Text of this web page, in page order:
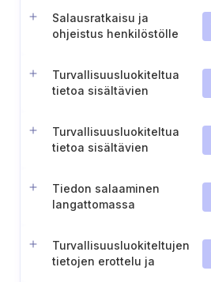
Salausratkaisu ja
ohjeistus henkilöstölle
Turvallisuusluokiteltua
tietoa sisältävien
Turvallisuusluokiteltua
tietoa sisältävien
Tiedon salaaminen
langattomassa
Turvallisuusluokiteltujen
tietojen erottelu ja